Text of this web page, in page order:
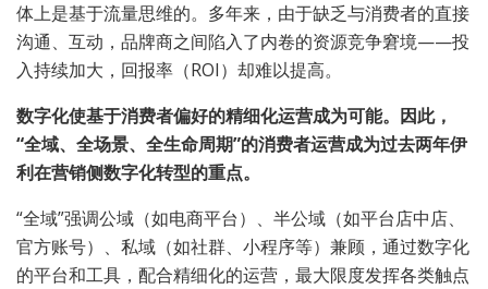
体上是基于流量思维的。多年来，由于缺乏与消费者的直接
沟通、互动，品牌商之间陷入了内卷的资源竞争窘境——投
入持续加大，回报率（ROI）却难以提高。
数字化使基于消费者偏好的精细化运营成为可能。因此，
“全域、全场景、全生命周期”的消费者运营成为过去两年伊
利在营销侧数字化转型的重点。
“全域”强调公域（如电商平台）、半公域（如平台店中店、
官方账号）、私域（如社群、小程序等）兼顾，通过数字化
的平台和工具，配合精细化的运营，最大限度发挥各类触点